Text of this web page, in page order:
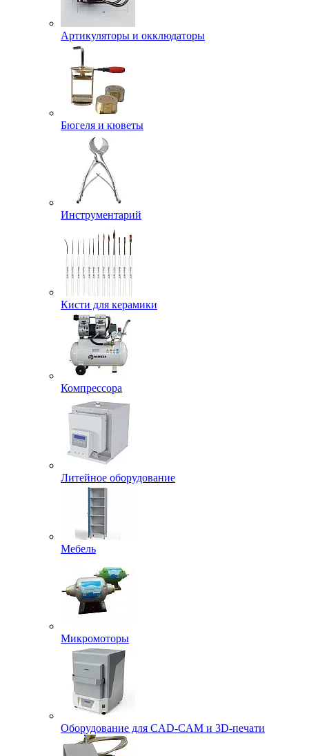
Артикуляторы и окклюдаторы
Бюгеля и кюветы
Инструментарий
Кисти для керамики
Компрессора
Литейное оборудование
Мебель
Микромоторы
Оборудование для CAD-CAM и 3D-печати